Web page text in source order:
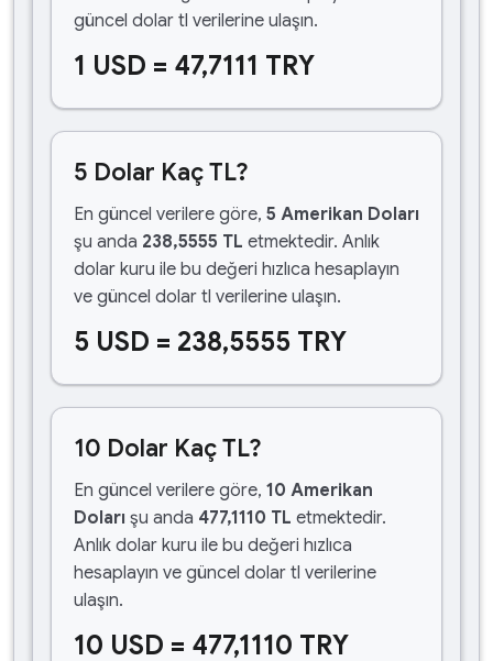
güncel dolar tl verilerine ulaşın.
1 USD = 47,7111 TRY
5 Dolar Kaç TL?
En güncel verilere göre, 5 Amerikan Doları
şu anda 238,5555 TL etmektedir. Anlık
dolar kuru ile bu değeri hızlıca hesaplayın
ve güncel dolar tl verilerine ulaşın.
5 USD = 238,5555 TRY
10 Dolar Kaç TL?
En güncel verilere göre, 10 Amerikan
Doları şu anda 477,1110 TL etmektedir.
Anlık dolar kuru ile bu değeri hızlıca
hesaplayın ve güncel dolar tl verilerine
ulaşın.
10 USD = 477,1110 TRY